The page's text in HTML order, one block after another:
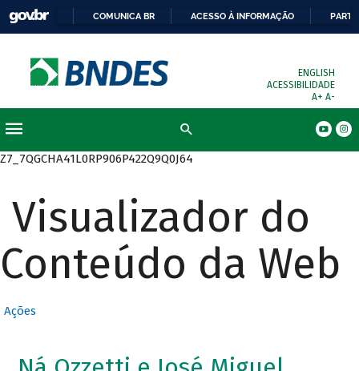
COMUNICA BR ACESSO À INFORMAÇÃO
ENGLISH
ACESSIBILIDADE
A+ A-
Z7_7QGCHA41L0RP906P422Q9Q0J64
Visualizador do
Conteúdo da Web
Ações